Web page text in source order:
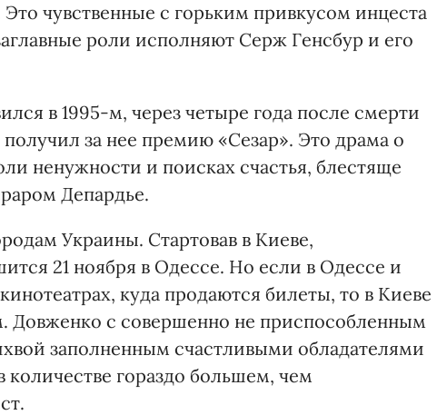
Это чувственные с горьким привкусом инцеста
роли исполняют Серж Генсбур и его
в 1995-м, через четыре года после смерти
за нее премию «Сезар». Это драма о
ненужности и поисках счастья, блестяще
Депардье.
Украины. Стартовав в Киеве,
21 ноября в Одессе. Но если в Одессе и
куда продаются билеты, то в Киеве
Довженко с совершенно не приспособленным
заполненным счастливыми обладателями
количестве гораздо большем, чем